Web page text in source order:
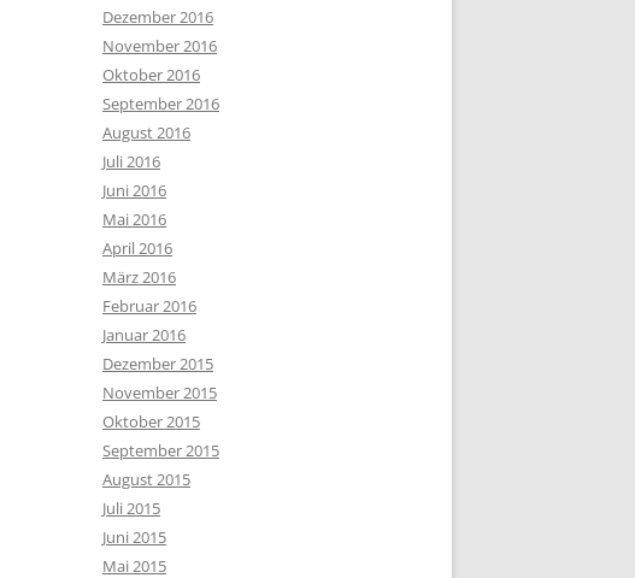
Dezember 2016
November 2016
Oktober 2016
September 2016
August 2016
Juli 2016
Juni 2016
Mai 2016
April 2016
März 2016
Februar 2016
Januar 2016
Dezember 2015
November 2015
Oktober 2015
September 2015
August 2015
Juli 2015
Juni 2015
Mai 2015